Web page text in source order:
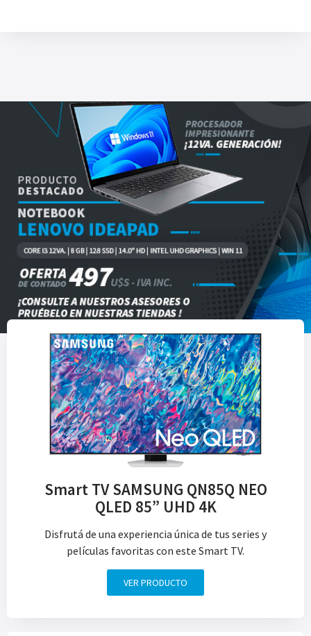
Smart TV SAMSUNG QN85Q NEO
QLED 85” UHD 4K
Disfrutá de una experiencia única de tus series y
películas favoritas con este Smart TV.
VER PRODUCTO